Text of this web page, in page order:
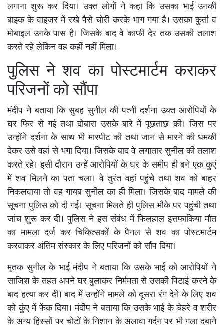
लगाना शुरू कर दिया। उक्त लोगों ने कहा कि उसका भाई उनकी
बाइक के वाइजर में रखे पैसे चोरी करके भाग गया है। उसका कुर्ता व
मोबाइल उनके पास है। जिसके बाद वे काफी देर तक उसकी तलाश
करते रहे लेकिन वह कहीं नहीं मिला।
पुलिस ने शव का पोस्टमार्टम कराकर
परिजनों को सौंपा
मंदीप ने बताया कि सुबह सुनील की पत्नी दर्शना उक्त आरोपियों के
घर फिर से गई तथा दोबारा उसके बारे में पूछताछ की। जिस पर
उन्होंने दर्शना के साथ भी मारपीट की तथा जान से मारने की धमकी
देकर उसे वहां से भगा दिया। जिसके बाद वे लगातार सुनील की तलाश
करते रहे। इसी दौरान उन्हें आरोपियों के घर के समीप ही बने एक कुएं
में शव मिलने का पता चला। वे तुरंत वहां पहुंचे तथा शव को बाहर
निकलवाया तो वह गायब सुनील का ही मिला। जिसके बाद मामले की
सूचना पुलिस को दी गई। सूचना मिलते ही पुलिस मौके पर पहुंची तथा
जांच शुरू कर दी। पुलिस ने इस संबंध में फिलहाल इत्तफाकिया मौत
का मामला दर्ज कर चिकित्सकों के पैनल से शव का पोस्टमार्टम
करवाकर अंतिम संस्कार के लिए परिजनों को सौंप दिया।
मृतक सुनील के भाई मंदीप ने बताया कि उसके भाई को आरोपियों ने
साजिश के तहत अपने घर बुलाकर निर्ममता से उसकी पिटाई करने के
बाद हत्या कर दी। बाद में उन्होंने मामले को दूसरा रंग देने के लिए शव
को कुंए में फेंक दिया। मंदीप ने बताया कि उसके भाई के चेहरे व शरीर
के अन्य हिस्सों पर चोटों के निशान के अलावा गर्दन पर भी गला दबाने